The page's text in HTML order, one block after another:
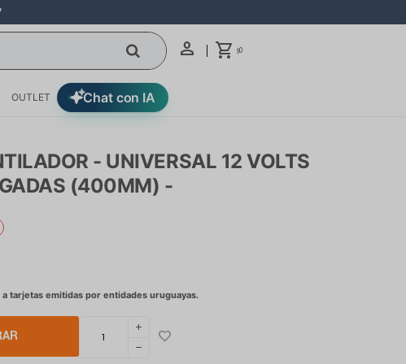
$0
Chat con IA
OUTLET
- UNIVERSAL 12 VOLTS
(400MM) -
add
remove